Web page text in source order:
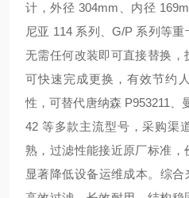
计，外径 304mm、内径
尼亚 114 系列、G/P 系列等
无需任何改装即可直接替换，
可快速完成更换，有效节约
性，可替代唐纳森 P953211、
42 等多款主流型号，采购渠
熟，过滤性能接近原厂标准
显著降低设备运维成本。综